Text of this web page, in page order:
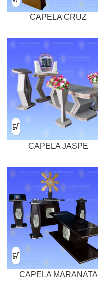
CAPELA CRUZ
CAPELA JASPE
CAPELA MARANATA